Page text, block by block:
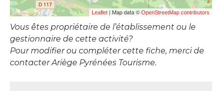
Leaflet | Map data © OpenStreetMap contributors
Vous êtes propriétaire de l’établissement ou le
gestionnaire de cette activité?
Pour modifier ou compléter cette fiche, merci de
contacter Ariège Pyrénées Tourisme.